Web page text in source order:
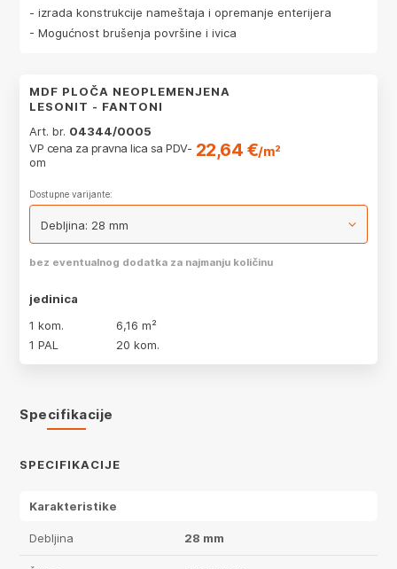
- izrada konstrukcije nameštaja i opremanje enterijera
- Mogućnost brušenja površine i ivica
MDF PLOČA NEOPLEMENJENA
LESONIT - FANTONI
Art. br. 04344/0005
VP cena za pravna lica sa PDV-
om
22,64 €/m²
Dostupne varijante:
bez eventualnog dodatka za najmanju količinu
jedinica
1 kom.
6,16 m²
1 PAL
20 kom.
Specifikacije
SPECIFIKACIJE
Karakteristike
Debljina 28 mm